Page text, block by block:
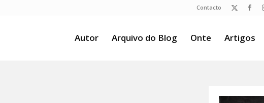
Contacto
Autor Arquivo do Blog Onte Artigos